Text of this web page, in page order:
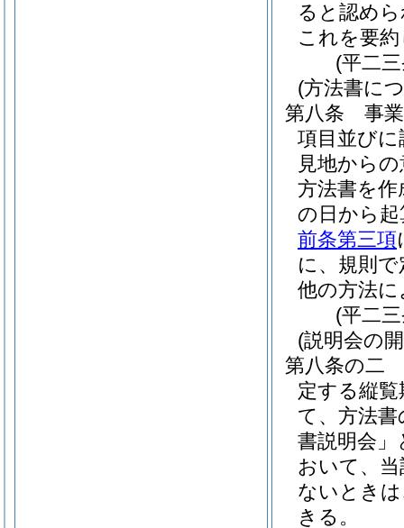
ると認め
これを要
(平二
(方法書に
第八条
事
項目並び
見地から
方法書を
の日から
前条第三項
に、規則
他の方法
(平二
(説明会の
第八条の二
定する縦
て、方法
書説明会」
おいて、
ないとき
きる。